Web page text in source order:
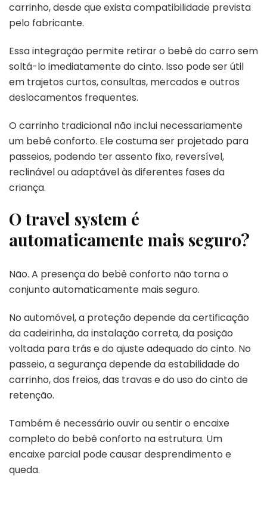
carrinho, desde que exista compatibilidade prevista
pelo fabricante.
Essa integração permite retirar o bebê do carro sem
soltá-lo imediatamente do cinto. Isso pode ser útil
em trajetos curtos, consultas, mercados e outros
deslocamentos frequentes.
O carrinho tradicional não inclui necessariamente
um bebê conforto. Ele costuma ser projetado para
passeios, podendo ter assento fixo, reversível,
reclinável ou adaptável às diferentes fases da
criança.
O travel system é
automaticamente mais seguro?
Não. A presença do bebê conforto não torna o
conjunto automaticamente mais seguro.
No automóvel, a proteção depende da certificação
da cadeirinha, da instalação correta, da posição
voltada para trás e do ajuste adequado do cinto. No
passeio, a segurança depende da estabilidade do
carrinho, dos freios, das travas e do uso do cinto de
retenção.
Também é necessário ouvir ou sentir o encaixe
completo do bebê conforto na estrutura. Um
encaixe parcial pode causar desprendimento e
queda.